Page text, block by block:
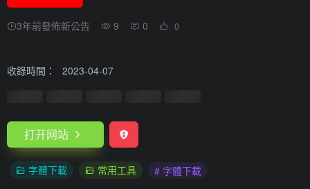
3年前發佈新公告 9 0 0
收錄時間： 2023-04-07
打开网站
字體下載 常用工具 # 字體下載